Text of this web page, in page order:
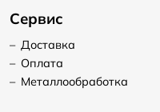
Сервис
– Доставка
– Оплата
– Металлообработка